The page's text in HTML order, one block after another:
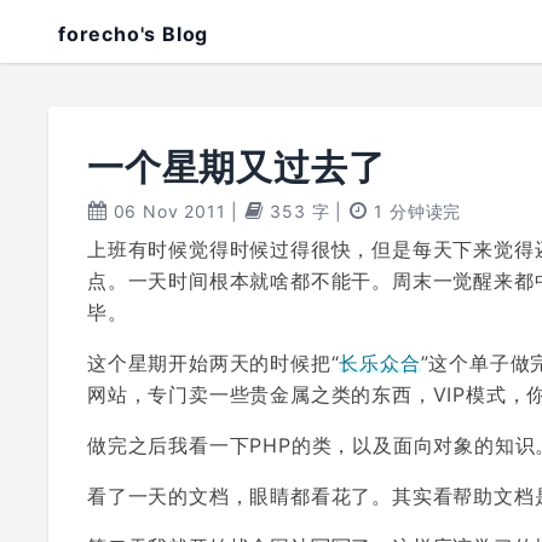
forecho's Blog
一个星期又过去了
06 Nov 2011 353 字 1 分钟读完
上班有时候觉得时候过得很快，但是每天下来觉
点。一天时间根本就啥都不能干。周末一觉醒来
毕。
这个星期开始两天的时候把“长乐众合”这个单子做
网站，专门卖一些贵金属之类的东西，VIP模式，
做完之后我看一下PHP的类，以及面向对象的知
看了一天的文档，眼睛都看花了。其实看帮助文